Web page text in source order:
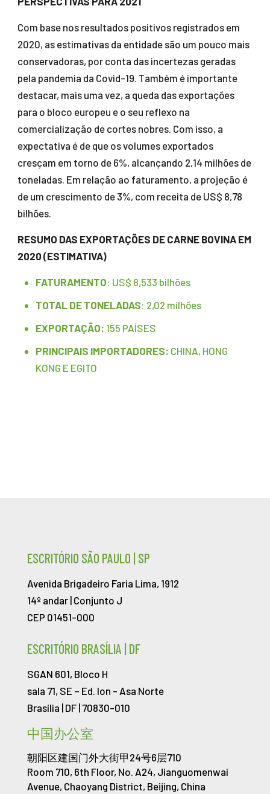
Com base nos resultados positivos registrados em
2020, as estimativas da entidade são um pouco mais
conservadoras, por conta das incertezas geradas
pela pandemia da Covid-19. Também é importante
destacar, mais uma vez, a queda das exportações
para o bloco europeu e o seu reflexo na
comercialização de cortes nobres. Com isso, a
expectativa é de que os volumes exportados
cresçam em torno de 6%, alcançando 2,14 milhões de
toneladas. Em relação ao faturamento, a projeção é
de um crescimento de 3%, com receita de US$ 8,78
bilhões.
RESUMO DAS EXPORTAÇÕES DE CARNE BOVINA EM
2020 (ESTIMATIVA)
FATURAMENTO: US$ 8,533 bilhões
TOTAL DE TONELADAS: 2,02 milhões
EXPORTAÇÃO: 155 PAÍSES
PRINCIPAIS IMPORTADORES: CHINA, HONG
KONG E EGITO
ESCRITÓRIO SÃO PAULO | SP
Avenida Brigadeiro Faria Lima, 1912
14º andar | Conjunto J
CEP 01451-000
ESCRITÓRIO BRASÍLIA | DF
SGAN 601, Bloco H
sala 71, SE – Ed. Ion - Asa Norte
Brasília | DF | 70830-010
中国办公室
朝阳区建国门外大街甲24号6层710
Room 710, 6th Floor, No. A24, Jianguomenwai
Avenue, Chaoyang District, Beijing, China